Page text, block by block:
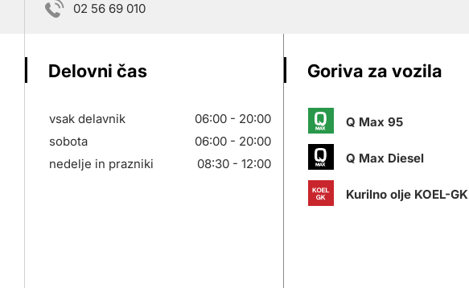
02 56 69 010
Delovni čas
vsak delavnik
06:00 - 20:00
sobota
06:00 - 20:00
nedelje in prazniki
08:30 - 12:00
Goriva za vozila
Q Max 95
Q Max Diesel
Kurilno olje KOEL-GK